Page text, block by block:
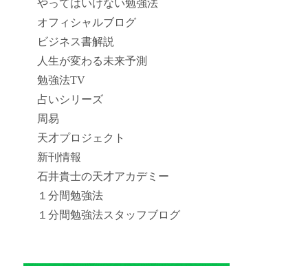
やってはいけない勉強法
オフィシャルブログ
ビジネス書解説
人生が変わる未来予測
勉強法TV
占いシリーズ
周易
天才プロジェクト
新刊情報
石井貴士の天才アカデミー
１分間勉強法
１分間勉強法スタッフブログ